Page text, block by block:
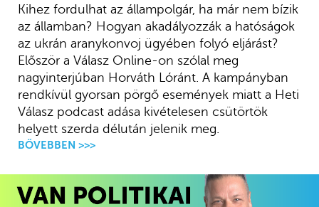
Kihez fordulhat az állampolgár, ha már nem bízik
az államban? Hogyan akadályozzák a hatóságok
az ukrán aranykonvoj ügyében folyó eljárást?
Először a Válasz Online-on szólal meg
nagyinterjúban Horváth Lóránt. A kampányban
rendkívül gyorsan pörgő események miatt a Heti
Válasz podcast adása kivételesen csütörtök
helyett szerda délután jelenik meg.
BŐVEBBEN >>>